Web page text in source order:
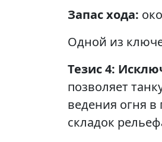
Запас хода:
Одной из
Тезис 4:
позволяет
ведения огня в
складок